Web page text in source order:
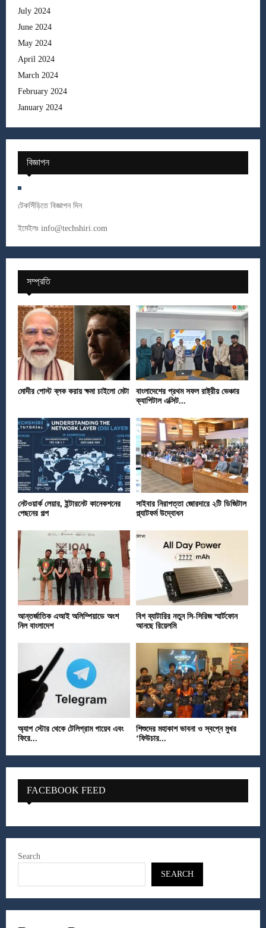
July 2024
June 2024
May 2024
April 2024
March 2024
February 2024
January 2024
বিজ্ঞাপন
টেকসিঁড়িতে বিজ্ঞাপন দিন
ইমেইলঃ info@techshiri.com
সম্প্রতি
মোদীর পোস্ট ব্লক করায় ক্ষমা চাইলো মেটা
বাংলাদেশের প্রথম সফল রাষ্ট্রীয় ভেঞ্চার
ক্যাপিটাল এক্সিট...
নেটওয়ার্ক লেয়ার, ইন্টারনেট কানেকশনের
পেছনের গল্প
সাইবার নিরাপত্তা জোরদারে ২টি ডিজিটাল
প্ল্যাটফর্ম উদ্বোধন
আন্তর্জাতিক এআই অলিম্পিয়াডে অংশ
নিল বাংলাদেশ
বিগ ব্যাটারির নতুন সি-সিরিজ স্মার্টফোন
আনছে রিয়েলমি
অ্যাপ স্টোর থেকে টেলিগ্রাম গায়েব এবং
ফিরে...
শিশুদের মহাকাশ ভাবনা ও স্বপ্নে মুখর
‘ফিউচার...
FACEBOOK FEED
Search
SEARCH